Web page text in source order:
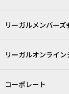
リーガルメンバーズ
リーガルオンライン
コーポレート